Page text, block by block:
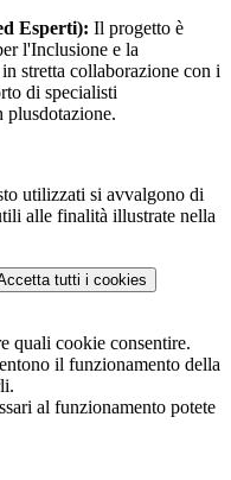
Esperti): Il progetto è
l'Inclusione e la
stretta collaborazione con i
di specialisti
plusdotazione.
utilizzati si avvalgono di
alle finalità illustrate nella
tutti i cookies
quali cookie consentire.
il funzionamento della
al funzionamento potete